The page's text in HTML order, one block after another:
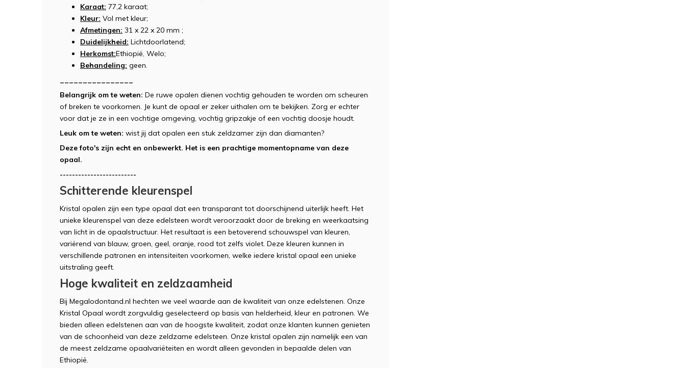
Karaat: 77,2 karaat;
Kleur: Vol met kleur;
Afmetingen: 31 x 22 x 20 mm ;
Duidelijkheid: Lichtdoorlatend;
Herkomst:Ethiopië, Welo;
Behandeling: geen.
Belangrijk om te weten: De ruwe opalen dienen vochtig gehouden te worden om scheuren
of breken te voorkomen. Je kunt de opaal er zeker uithalen om te bekijken. Zorg er echter
voor dat je ze in een vochtige omgeving, vochtig gripzakje of een vochtig doosje houdt.
Leuk om te weten: wist jij dat opalen een stuk zeldzamer zijn dan diamanten?
Deze foto's zijn echt en onbewerkt. Het is een prachtige momentopname van deze
opaal.
-------------------------
Schitterende kleurenspel
Kristal opalen zijn een type opaal dat een transparant tot doorschijnend uiterlijk heeft. Het
unieke kleurenspel van deze edelsteen wordt veroorzaakt door de breking en weerkaatsing
van licht in de opaalstructuur. Het resultaat is een betoverend schouwspel van kleuren,
variërend van blauw, groen, geel, oranje, rood tot zelfs violet. Deze kleuren kunnen in
verschillende patronen en intensiteiten voorkomen, welke iedere kristal opaal een unieke
uitstraling geeft.
Hoge kwaliteit en zeldzaamheid
Bij Megalodontand.nl hechten we veel waarde aan de kwaliteit van onze edelstenen. Onze
Kristal Opaal wordt zorgvuldig geselecteerd op basis van helderheid, kleur en patronen. We
bieden alleen edelstenen aan van de hoogste kwaliteit, zodat onze klanten kunnen genieten
van de schoonheid van deze zeldzame edelsteen. Onze kristal opalen zijn namelijk een van
de meest zeldzame opaalvariëteiten en wordt alleen gevonden in bepaalde delen van
Ethiopië.